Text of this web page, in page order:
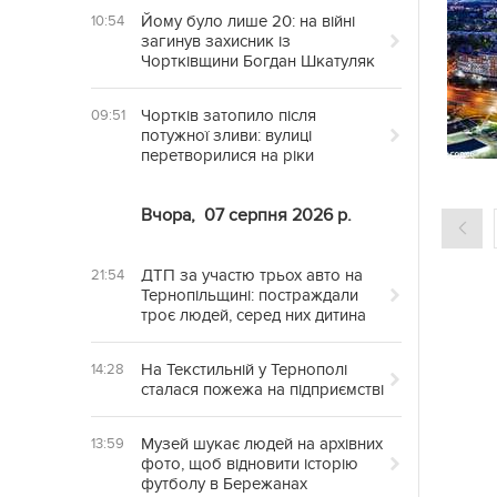
10:54
Йому було лише 20: на війні
загинув захисник із
Чортківщини Богдан Шкатуляк
09:51
Чортків затопило після
потужної зливи: вулиці
перетворилися на ріки
Вчора, 07 серпня 2026 р.
21:54
ДТП за участю трьох авто на
Тернопільщині: постраждали
троє людей, серед них дитина
14:28
На Текстильній у Тернополі
сталася пожежа на підприємстві
13:59
Музей шукає людей на архівних
фото, щоб відновити історію
футболу в Бережанах